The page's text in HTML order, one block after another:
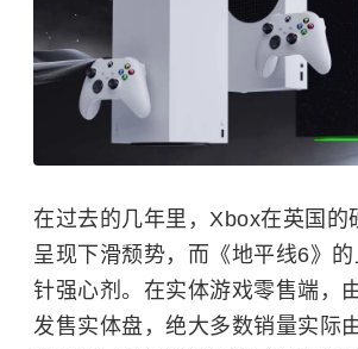
在过去的几年里，Xbox在英国的
呈现下滑颓势，而《地平线6》
针强心剂。在实体游戏零售端，
发售实体盘，绝大多数销量实际